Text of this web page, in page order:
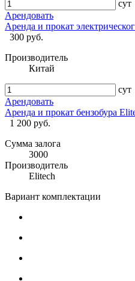
сут
Арендовать
Аренда и прокат
300 руб.
Производитель
Китай
сут
Арендовать
Аренда и прокат бензобура
1 200 руб.
Сумма залога
3000
Производитель
Elitech
Вариант комплектации